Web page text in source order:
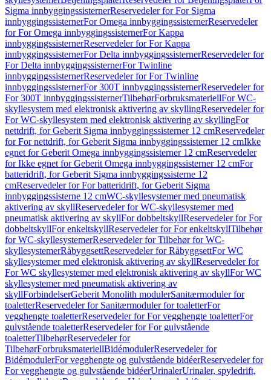
Sigma innbyggingssisternerReservedeler for For Sigma
innbyggingssisternerFor Omega innbyggingssisternerReservedeler
for For Omega innbyggingssisternerFor Kappa
innbyggingssisternerReservedeler for For Kappa
innbyggingssisternerFor Delta innbyggingssisternerReservedeler for
For Delta innbyggingssisternerFor Twinline
innbyggingssisternerReservedeler for For Twinline
innbyggingssisternerFor 300T innbyggingssisternerReservedeler for
For 300T innbyggingssisternerTilbehørForbruksmateriellFor WC-
skyllesystem med elektronisk aktivering av skyllingReservedeler for
For WC-skyllesystem med elektronisk aktivering av skyllingFor
nettdrift, for Geberit Sigma innbyggingssisterner 12 cmReservedeler
for For nettdrift, for Geberit Sigma innbyggingssisterner 12 cmIkke
egnet for Geberit Omega innbyggingssisterner 12 cmReservedeler
for Ikke egnet for Geberit Omega innbyggingssisterner 12 cmFor
batteridrift, for Geberit Sigma innbyggingssisterne 12
cmReservedeler for For batteridrift, for Geberit Sigma
innbyggingssisterne 12 cmWC-skyllesystemer med pneumatisk
aktivering av skyllReservedeler for WC-skyllesystemer med
pneumatisk aktivering av skyllFor dobbeltskyllReservedeler for For
dobbeltskyllFor enkeltskyllReservedeler for For enkeltskyllTilbehør
for WC-skyllesystemerReservedeler for Tilbehør for WC-
skyllesystemerRåbyggsettReservedeler for RåbyggsettFor WC
skyllesystemer med elektronisk aktivering av skyllReservedeler for
For WC skyllesystemer med elektronisk aktivering av skyllFor WC
skyllesystemer med pneumatisk aktivering av
skyllForbindelserGeberit Monolith modulerSanitærmoduler for
toaletterReservedeler for Sanitærmoduler for toaletterFor
vegghengte toaletterReservedeler for For vegghengte toaletterFor
gulvstående toaletterReservedeler for For gulvstående
toaletterTilbehørReservedeler for
TilbehørForbruksmateriellBidémodulerReservedeler for
BidémodulerFor vegghengte og gulvstående bidéerReservedeler for
For vegghengte og gulvstående bidéerUrinalerUrinaler, spyledrift,